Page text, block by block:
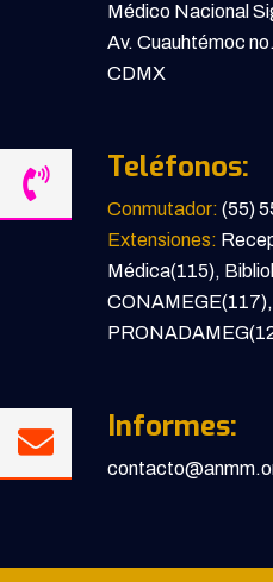
Médico Nacional
Av. Cuauhtémoc
CDMX
Teléfonos:
Conmutador: (55)
Extensiones:
Médica(115),
Informes: